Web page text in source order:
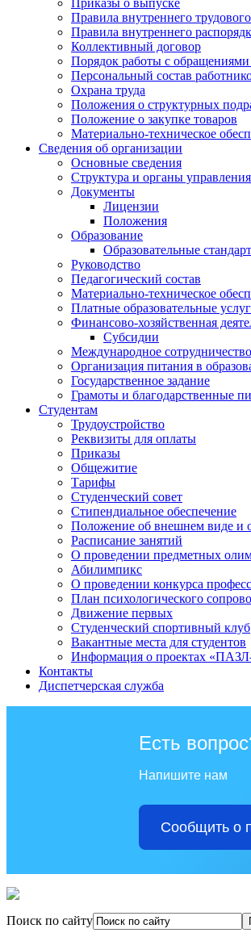
Приказы о выпуске
Правила внутреннего
Правила внутреннего
Коллективный договор
Порядок работы с обращениями
Персональный состав
Охрана труда
Положения о структурных
Положение о закупке товаров
Материально-техническое
Сведения об организации
Основные сведения
Структура и органы управления
Документы
Лицензии
Положения
Образование
Образовательные
Руководство
Педагогический состав
Материально-техническое
Платные образовательные
Финансово-хозяйственная
Субсидии
Международное сотрудничество
Организация питания в
Государственное задание
Грамоты и благодарственные
Студентам
Трудоустройство
Реквизиты для оплаты
Приказы
Общежитие
Тарифы
Студенческий совет
Стипендиальное обеспечение
Положение об внешнем виде и
Расписание занятий
О проведении предметных
Абилимпикс
О проведении конкурса
План психологического
Движение первых
Студенческий спортивный клуб
Вакантные места для студентов
Информация о проектах
Контакты
Диспетчерская служба
Есть
Напишите нам
Сообщить о
Поиск по сайту